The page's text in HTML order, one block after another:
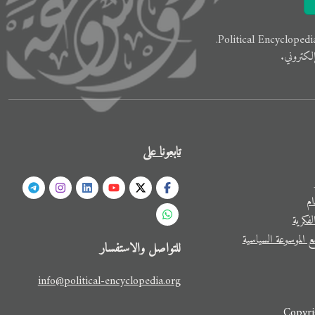
الموسوعة السياسية
تابعونا على
للتواصل والاستفسار
info@political-encyclopedia.org